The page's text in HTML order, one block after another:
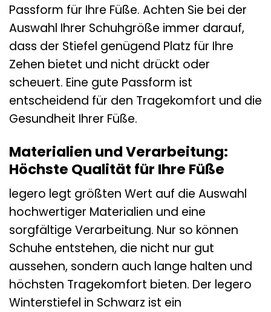
Passform für Ihre Füße. Achten Sie bei der
Auswahl Ihrer Schuhgröße immer darauf,
dass der Stiefel genügend Platz für Ihre
Zehen bietet und nicht drückt oder
scheuert. Eine gute Passform ist
entscheidend für den Tragekomfort und die
Gesundheit Ihrer Füße.
Materialien und Verarbeitung:
Höchste Qualität für Ihre Füße
legero legt größten Wert auf die Auswahl
hochwertiger Materialien und eine
sorgfältige Verarbeitung. Nur so können
Schuhe entstehen, die nicht nur gut
aussehen, sondern auch lange halten und
höchsten Tragekomfort bieten. Der legero
Winterstiefel in Schwarz ist ein